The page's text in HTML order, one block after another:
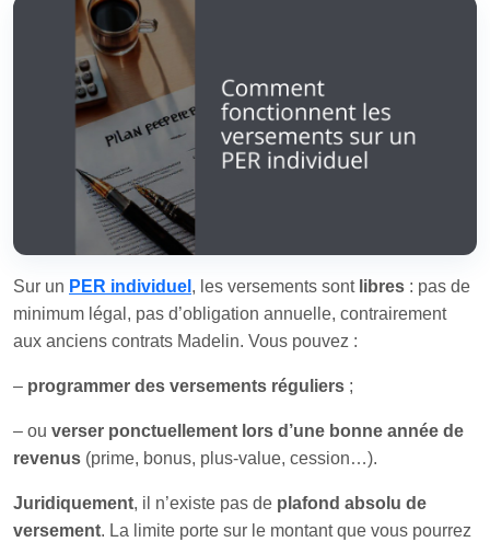
Sur un PER individuel , les versements sont libres : pas de
minimum légal, pas d’obligation annuelle, contrairement
aux anciens contrats Madelin. Vous pouvez :
– programmer des versements réguliers ;
– ou verser ponctuellement lors d’une bonne année de
revenus (prime, bonus, plus-value, cession…).
Juridiquement, il n’existe pas de plafond absolu de
versement. La limite porte sur le montant que vous pourrez